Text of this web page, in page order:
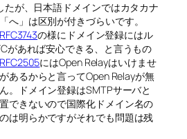
たが、日本語ドメインではカタカナ
へ」は区別が付きづらいです。
RFC3743の様にドメイン登録にはル
があれば安心できる、と言うもの
RFC2505にはOpen Relayはいけませ
あるからと言ってOpen Relayが無
。ドメイン登録はSMTPサーバと
できないので国際化ドメイン名の
は明らかですがそれでも問題は残